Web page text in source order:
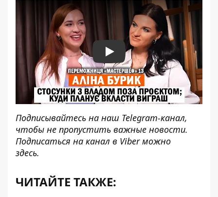
Play
Подписывайтесь на наш Telegram-канал,
чтобы не пропустить важные новости.
Подписаться на канал в Viber можно
здесь.
ЧИТАЙТЕ ТАКЖЕ: